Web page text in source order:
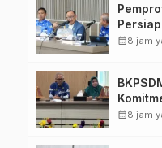
calendar_month8 jam
calendar_month8 jam